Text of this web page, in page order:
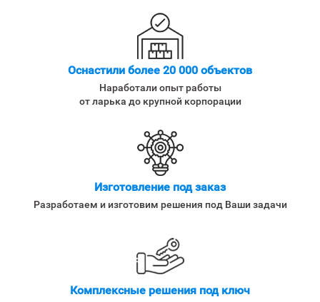
Оснастили более 20 000 объектов
Наработали опыт работы
от ларька до крупной корпорации
Изготовление под заказ
Разработаем и изготовим решения под Ваши задачи
Комплексные решения под ключ